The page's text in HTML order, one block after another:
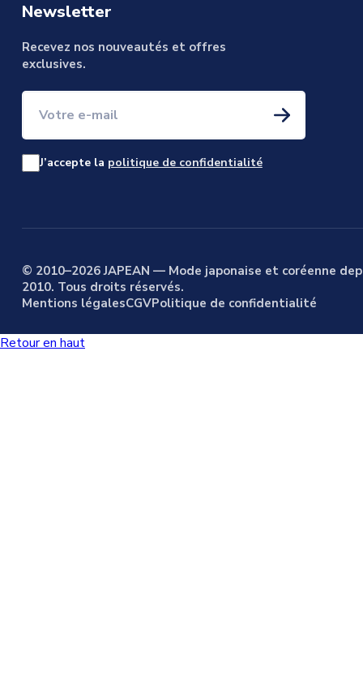
Newsletter
Recevez nos nouveautés et offres
exclusives.
J’accepte la politique de confidentialité
© 2010–2026 JAPEAN — Mode japonaise et coréenne
2010. Tous droits réservés.
Mentions légalesCGVPolitique de confidentialité
Retour en haut